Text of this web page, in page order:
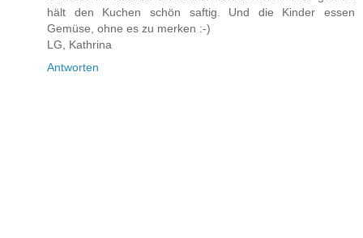
hält den Kuchen schön saftig. Und die Kinder essen
Gemüse, ohne es zu merken :-)
LG, Kathrina
Antworten